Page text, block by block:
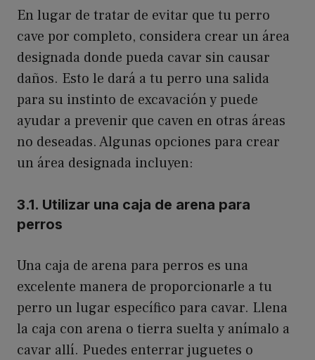
En lugar de tratar de evitar que tu perro
cave por completo, considera crear un área
designada donde pueda cavar sin causar
daños. Esto le dará a tu perro una salida
para su instinto de excavación y puede
ayudar a prevenir que caven en otras áreas
no deseadas. Algunas opciones para crear
un área designada incluyen:
3.1. Utilizar una caja de arena para
perros
Una caja de arena para perros es una
excelente manera de proporcionarle a tu
perro un lugar específico para cavar. Llena
la caja con arena o tierra suelta y anímalo a
cavar allí. Puedes enterrar juguetes o